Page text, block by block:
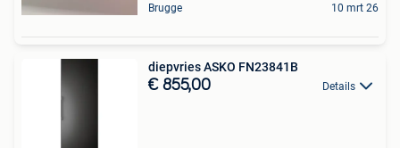
Brugge 10 mrt 26
diepvries ASKO FN23841B
€ 855,00 Details